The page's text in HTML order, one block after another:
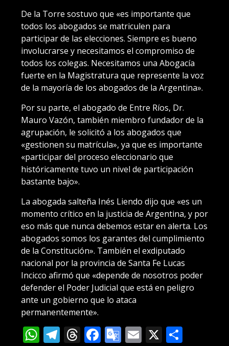
De la Torre sostuvo que «es importante que
todos los abogados se matriculen para
participar de las elecciones. Siempre es bueno
involucrarse y necesitamos el compromiso de
todos los colegas. Necesitamos una Abogacía
fuerte en la Magistratura que represente la voz
de la mayoría de los abogados de la Argentina».
Por su parte, el abogado de Entre Ríos, Dr.
Mauro Vazón, también miembro fundador de la
agrupación, le solicitó a los abogados que
«gestionen su matrícula», ya que es importante
«participar del proceso eleccionario que
históricamente tuvo un nivel de participación
bastante bajo».
La abogada salteña Inés Liendo dijo que «es un
momento crítico en la justicia de Argentina, y por
eso más que nunca debemos estar en alerta. Los
abogados somos los garantes del cumplimiento
de la Constitución». También el exdiputado
nacional por la provincia de Santa Fe Lucas
Incicco afirmó que «depende de nosotros poder
defender el Poder Judicial que está en peligro
ante un gobierno que lo ataca
permanentemente».
WhatsApp
Telegram
Threads
Facebook
Google
Email
X